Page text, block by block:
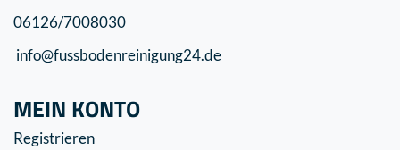
06126/7008030
info@fussbodenreinigung24.de
MEIN KONTO
Registrieren